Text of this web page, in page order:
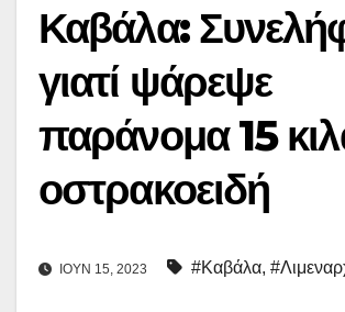
Καβάλα:
γιατί ψάρεψε
παράνομα 15
οστρακοειδή
ΙΟΎΝ 15, 2023 #Καβάλα,